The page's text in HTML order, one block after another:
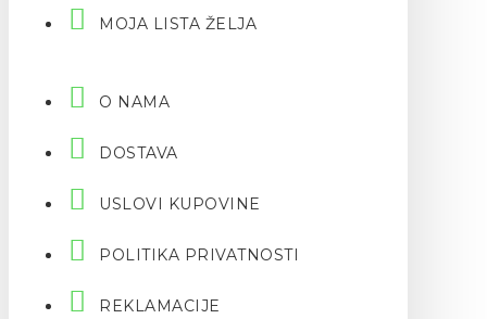
MOJA LISTA ŽELJA
O NAMA
DOSTAVA
USLOVI KUPOVINE
POLITIKA PRIVATNOSTI
REKLAMACIJE